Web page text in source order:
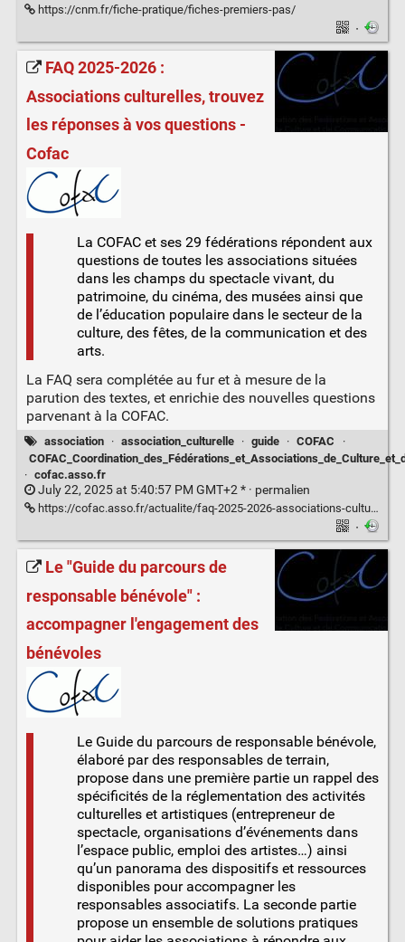
https://cnm.fr/fiche-pratique/fiches-premiers-pas/
·
FAQ 2025-2026 :
Associations culturelles, trouvez
les réponses à vos questions -
Cofac
La COFAC et ses 29 fédérations répondent aux
questions de toutes les associations situées
dans les champs du spectacle vivant, du
patrimoine, du cinéma, des musées ainsi que
de l’éducation populaire dans le secteur de la
culture, des fêtes, de la communication et des
arts.
La FAQ sera complétée au fur et à mesure de la
parution des textes, et enrichie des nouvelles questions
parvenant à la COFAC.
association · association_culturelle · guide · COFAC
·
· cofac.asso.fr
July 22, 2025 at 5:40:57 PM GMT+2 * · permalien
https://cofac.asso.fr/actualite/faq-2025-2026-associations-culturelles-trouvez-les-reponses-a-vos-questions/
·
Le "Guide du parcours de
responsable bénévole" :
accompagner l'engagement des
bénévoles
Le Guide du parcours de responsable bénévole,
élaboré par des responsables de terrain,
propose dans une première partie un rappel des
spécificités de la réglementation des activités
culturelles et artistiques (entrepreneur de
spectacle, organisations d’événements dans
l’espace public, emploi des artistes…) ainsi
qu’un panorama des dispositifs et ressources
disponibles pour accompagner les
responsables associatifs. La seconde partie
propose un ensemble de solutions pratiques